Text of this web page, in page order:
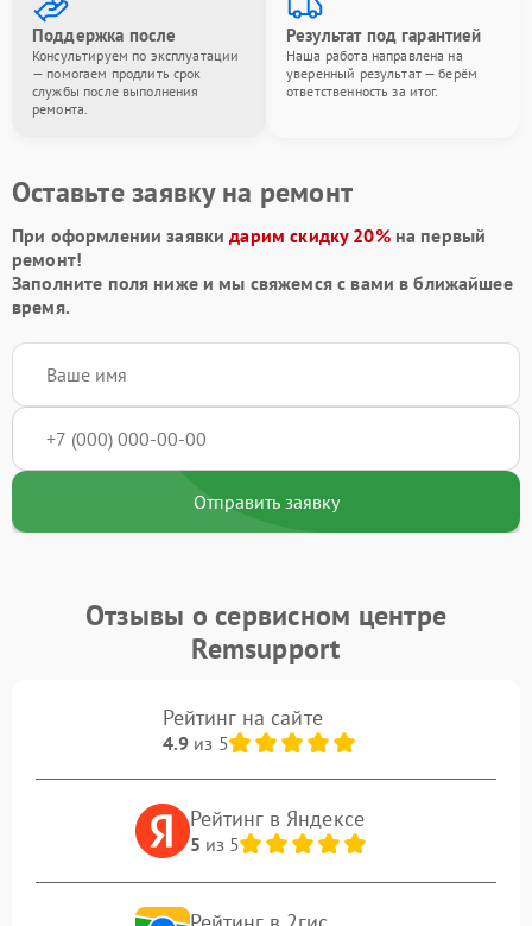
Поддержка после
Консультируем по эксплуатации
— помогаем продлить срок
службы после выполнения
ремонта.
Результат под гарантией
Наша работа направлена на
уверенный результат — берём
ответственность за итог.
Оставьте заявку на ремонт
При оформлении заявкидарим скидку 20%на первый
ремонт!
Заполните поля ниже и мы свяжемся с вами в ближайшее
время.
Отправить заявку
Отзывы о сервисном центре
Remsupport
Рейтинг на сайте
4.9из 5
Рейтинг в Яндексе
5 из 5